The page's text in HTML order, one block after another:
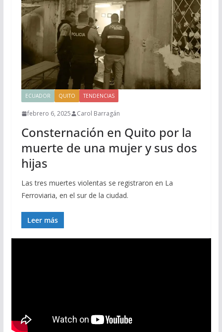
ECUADOR QUITO TENDENCIAS
febrero 6, 2025 Carol Barragán
Consternación en Quito por la
muerte de una mujer y sus dos
hijas
Las tres muertes violentas se registraron en La
Ferroviaria, en el sur de la ciudad.
Leer más